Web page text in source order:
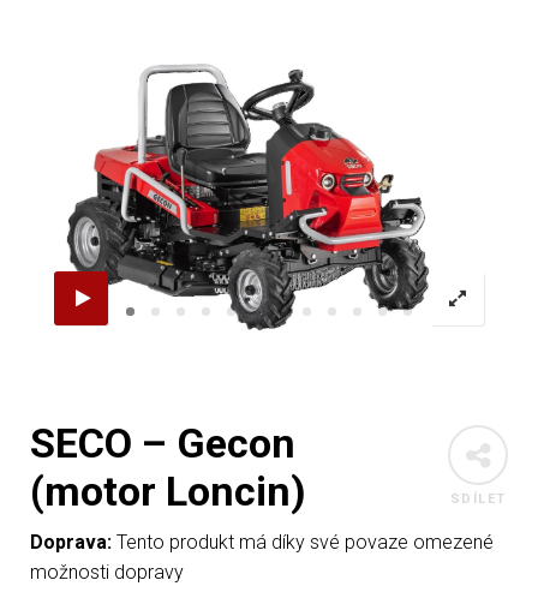
SDÍLET
SECO – Gecon
(motor Loncin)
Doprava: Tento produkt má díky své povaze omezené
možnosti dopravy